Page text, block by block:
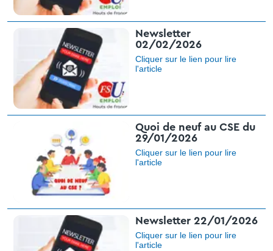
Newsletter
02/02/2026
Cliquer sur le lien pour lire
l'article​
Quoi de neuf au CSE du
29/01/2026
Cliquer sur le lien pour lire
l'article
Newsletter 22/01/2026
Cliquer sur le lien pour lire
l'article​